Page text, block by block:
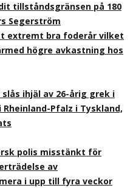
tillståndsgränsen på 180
Segerström
extremt bra foderår vilket
högre avkastning hos
ihjäl av 26-årig grek i
Pfalz i Tyskland,
polis misstänkt för
av
i upp till fyra veckor